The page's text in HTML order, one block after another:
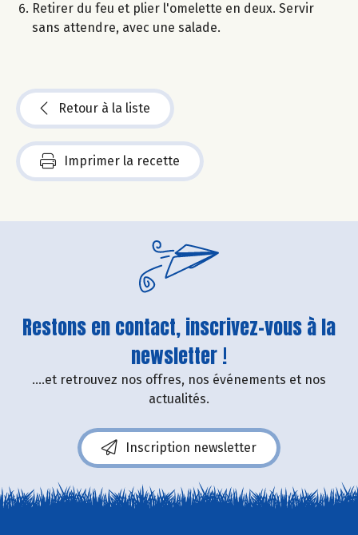
Retirer du feu et plier l'omelette en deux. Servir
sans attendre, avec une salade.
Retour à la liste
Imprimer la recette
Restons en contact, inscrivez-vous à la
newsletter !
....et retrouvez nos offres, nos événements et nos
actualités.
Inscription newsletter